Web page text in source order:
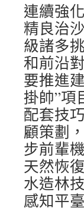
連續強
精良治
級諸多
和前沿
要推進
掛帥”項
配套技
顧策劃
步前輩
天然恢
水造林
感知平